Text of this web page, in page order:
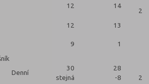
12 14
2
12 13
9 1
Denní
30
stejná
28
-8
2